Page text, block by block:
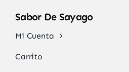
Sabor De Sayago
Mi Cuenta
Carrito